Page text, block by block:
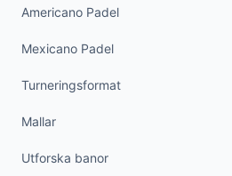
Americano Padel
Mexicano Padel
Turneringsformat
Mallar
Utforska banor